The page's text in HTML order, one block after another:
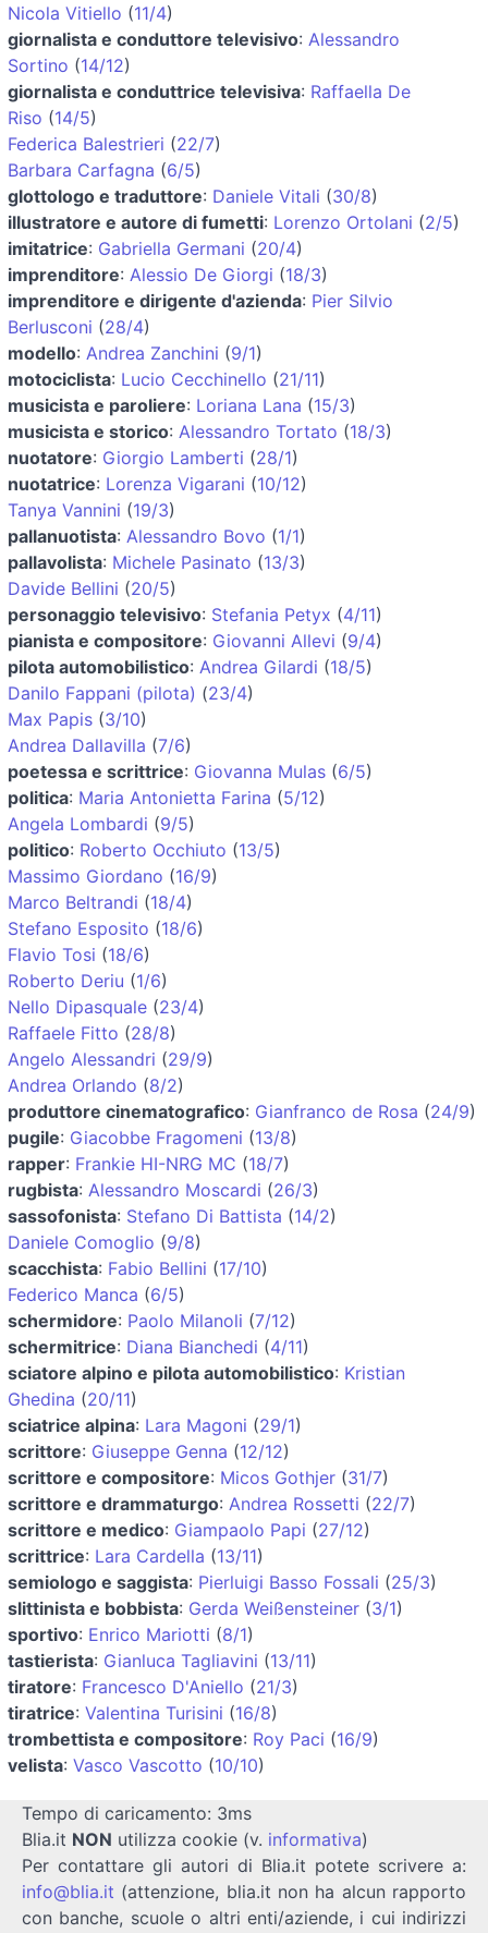
Nicola Vitiello (11/4)
giornalista e conduttore televisivo: Alessandro
Sortino (14/12)
giornalista e conduttrice televisiva: Raffaella De
Riso (14/5)
Federica Balestrieri (22/7)
Barbara Carfagna (6/5)
glottologo e traduttore: Daniele Vitali (30/8)
illustratore e autore di fumetti: Lorenzo Ortolani (2/5)
imitatrice: Gabriella Germani (20/4)
imprenditore: Alessio De Giorgi (18/3)
imprenditore e dirigente d'azienda: Pier Silvio
Berlusconi (28/4)
modello: Andrea Zanchini (9/1)
motociclista: Lucio Cecchinello (21/11)
musicista e paroliere: Loriana Lana (15/3)
musicista e storico: Alessandro Tortato (18/3)
nuotatore: Giorgio Lamberti (28/1)
nuotatrice: Lorenza Vigarani (10/12)
Tanya Vannini (19/3)
pallanuotista: Alessandro Bovo (1/1)
pallavolista: Michele Pasinato (13/3)
Davide Bellini (20/5)
personaggio televisivo: Stefania Petyx (4/11)
pianista e compositore: Giovanni Allevi (9/4)
pilota automobilistico: Andrea Gilardi (18/5)
Danilo Fappani (pilota) (23/4)
Max Papis (3/10)
Andrea Dallavilla (7/6)
poetessa e scrittrice: Giovanna Mulas (6/5)
politica: Maria Antonietta Farina (5/12)
Angela Lombardi (9/5)
politico: Roberto Occhiuto (13/5)
Massimo Giordano (16/9)
Marco Beltrandi (18/4)
Stefano Esposito (18/6)
Flavio Tosi (18/6)
Roberto Deriu (1/6)
Nello Dipasquale (23/4)
Raffaele Fitto (28/8)
Angelo Alessandri (29/9)
Andrea Orlando (8/2)
produttore cinematografico: Gianfranco de Rosa (24/9)
pugile: Giacobbe Fragomeni (13/8)
rapper: Frankie HI-NRG MC (18/7)
rugbista: Alessandro Moscardi (26/3)
sassofonista: Stefano Di Battista (14/2)
Daniele Comoglio (9/8)
scacchista: Fabio Bellini (17/10)
Federico Manca (6/5)
schermidore: Paolo Milanoli (7/12)
schermitrice: Diana Bianchedi (4/11)
sciatore alpino e pilota automobilistico: Kristian
Ghedina (20/11)
sciatrice alpina: Lara Magoni (29/1)
scrittore: Giuseppe Genna (12/12)
scrittore e compositore: Micos Gothjer (31/7)
scrittore e drammaturgo: Andrea Rossetti (22/7)
scrittore e medico: Giampaolo Papi (27/12)
scrittrice: Lara Cardella (13/11)
semiologo e saggista: Pierluigi Basso Fossali (25/3)
slittinista e bobbista: Gerda Weißensteiner (3/1)
sportivo: Enrico Mariotti (8/1)
tastierista: Gianluca Tagliavini (13/11)
tiratore: Francesco D'Aniello (21/3)
tiratrice: Valentina Turisini (16/8)
trombettista e compositore: Roy Paci (16/9)
velista: Vasco Vascotto (10/10)
Tempo di caricamento: 3ms
Blia.it NON utilizza cookie (v. informativa)
Per contattare gli autori di Blia.it potete scrivere a:
info@blia.it (attenzione, blia.it non ha alcun rapporto
con banche, scuole o altri enti/aziende, i cui indirizzi